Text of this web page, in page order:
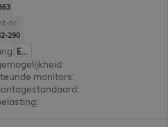
nr.:
290
: Europa
:
monitors:
:
: